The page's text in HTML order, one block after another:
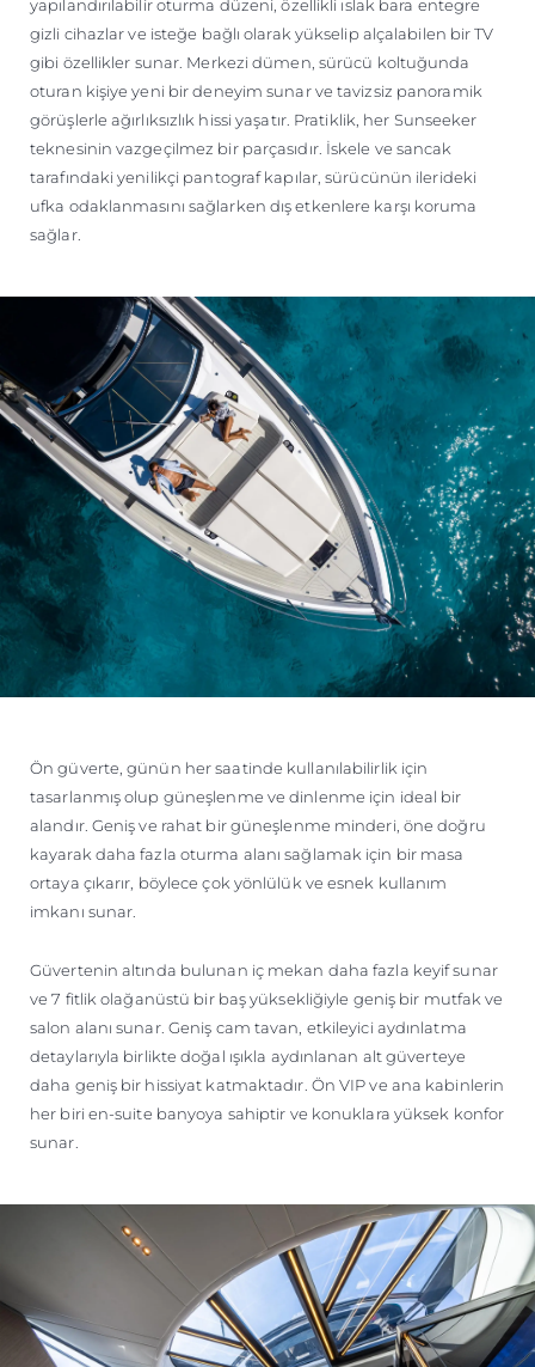
yapılandırılabilir oturma düzeni, özellikli ıslak bara entegre
gizli cihazlar ve isteğe bağlı olarak yükselip alçalabilen bir TV
gibi özellikler sunar. Merkezi dümen, sürücü koltuğunda
oturan kişiye yeni bir deneyim sunar ve tavizsiz panoramik
görüşlerle ağırlıksızlık hissi yaşatır. Pratiklik, her Sunseeker
teknesinin vazgeçilmez bir parçasıdır. İskele ve sancak
tarafındaki yenilikçi pantograf kapılar, sürücünün ilerideki
ufka odaklanmasını sağlarken dış etkenlere karşı koruma
sağlar.
Ön güverte, günün her saatinde kullanılabilirlik için
tasarlanmış olup güneşlenme ve dinlenme için ideal bir
alandır. Geniş ve rahat bir güneşlenme minderi, öne doğru
kayarak daha fazla oturma alanı sağlamak için bir masa
ortaya çıkarır, böylece çok yönlülük ve esnek kullanım
imkanı sunar.
Güvertenin altında bulunan iç mekan daha fazla keyif sunar
ve 7 fitlik olağanüstü bir baş yüksekliğiyle geniş bir mutfak ve
salon alanı sunar. Geniş cam tavan, etkileyici aydınlatma
detaylarıyla birlikte doğal ışıkla aydınlanan alt güverteye
daha geniş bir hissiyat katmaktadır. Ön VIP ve ana kabinlerin
her biri en-suite banyoya sahiptir ve konuklara yüksek konfor
sunar.